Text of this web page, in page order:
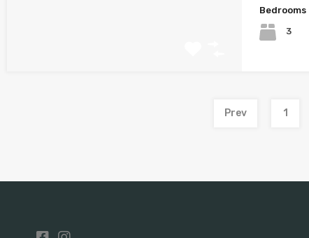
Bedrooms
3
Prev 1